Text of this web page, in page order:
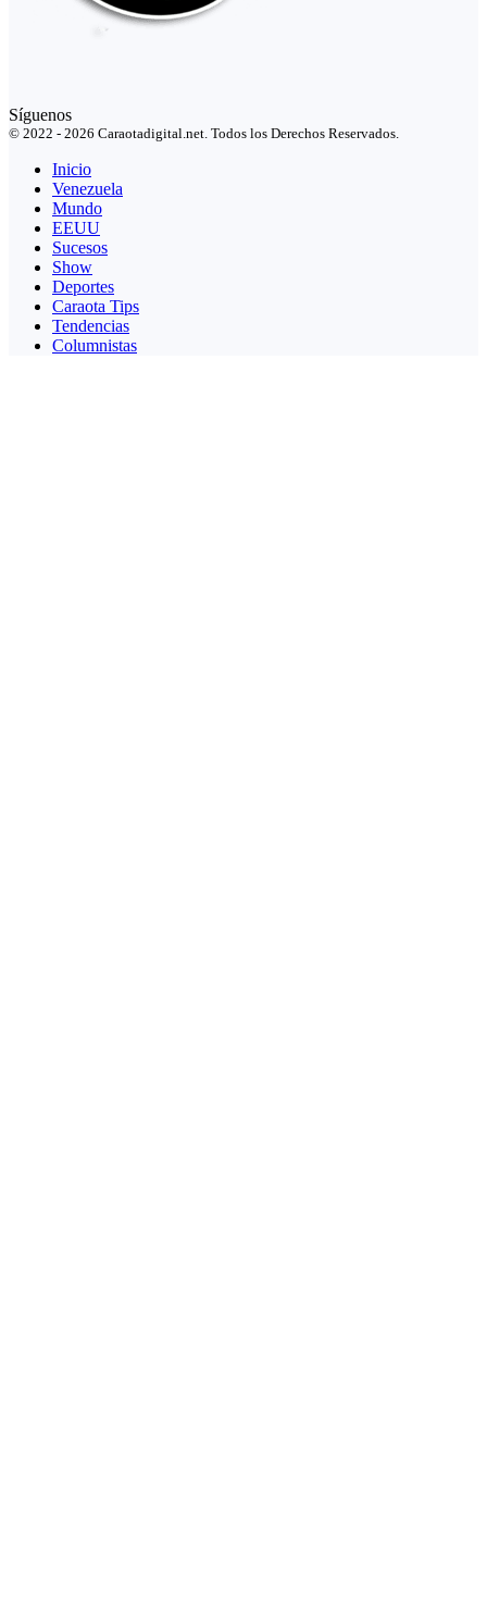
Síguenos
© 2022 - 2026 Caraotadigital.net. Todos los Derechos Reservados.
Inicio
Venezuela
Mundo
EEUU
Sucesos
Show
Deportes
Caraota Tips
Tendencias
Columnistas